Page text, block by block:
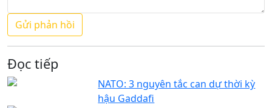
Đọc tiếp
NATO: 3 nguyên tắc can dự thời kỳ
hậu Gaddafi